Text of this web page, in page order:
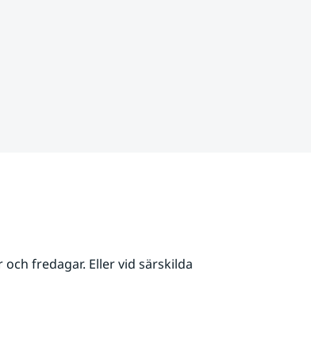
fredagar. Eller vid särskilda